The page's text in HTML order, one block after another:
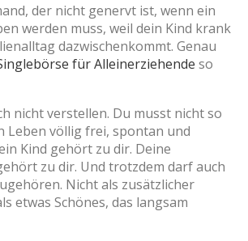
der nicht genervt ist, wenn ein
werden muss, weil dein Kind krank
dazwischenkommt. Genau
für Alleinerziehende so
nicht verstellen. Du musst nicht so
Leben völlig frei, spontan und
Kind gehört zu dir. Deine
zu dir. Und trotzdem darf auch
Nicht als zusätzlicher
etwas Schönes, das langsam